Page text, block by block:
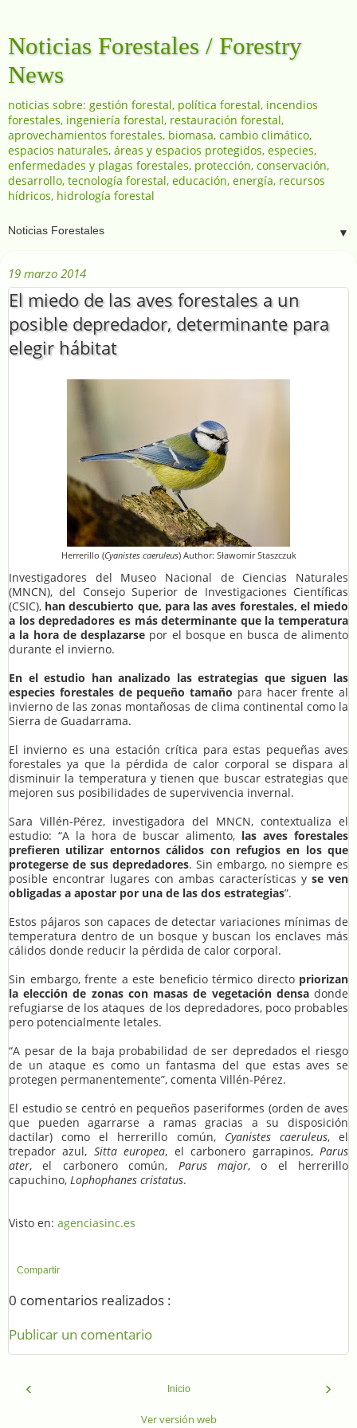
Noticias Forestales / Forestry
News
noticias sobre: gestión forestal, política forestal, incendios
forestales, ingeniería forestal, restauración forestal,
aprovechamientos forestales, biomasa, cambio climático,
espacios naturales, áreas y espacios protegidos, especies,
enfermedades y plagas forestales, protección, conservación,
desarrollo, tecnología forestal, educación, energía, recursos
hídricos, hidrología forestal
▼
19 marzo 2014
El miedo de las aves forestales a un
posible depredador, determinante para
elegir hábitat
Herrerillo (Cyanistes caeruleus) Author: Sławomir Staszczuk
Investigadores del Museo Nacional de Ciencias Naturales
(MNCN), del Consejo Superior de Investigaciones Científicas
(CSIC), han descubierto que, para las aves forestales, el miedo
a los depredadores es más determinante que la temperatura
a la hora de desplazarse por el bosque en busca de alimento
durante el invierno.
En el estudio han analizado las estrategias que siguen las
especies forestales de pequeño tamaño para hacer frente al
invierno de las zonas montañosas de clima continental como la
Sierra de Guadarrama.
El invierno es una estación crítica para estas pequeñas aves
forestales ya que la pérdida de calor corporal se dispara al
disminuir la temperatura y tienen que buscar estrategias que
mejoren sus posibilidades de supervivencia invernal.
Sara Villén-Pérez, investigadora del MNCN, contextualiza el
estudio: “A la hora de buscar alimento, las aves forestales
prefieren utilizar entornos cálidos con refugios en los que
protegerse de sus depredadores. Sin embargo, no siempre es
posible encontrar lugares con ambas características y se ven
obligadas a apostar por una de las dos estrategias”.
Estos pájaros son capaces de detectar variaciones mínimas de
temperatura dentro de un bosque y buscan los enclaves más
cálidos donde reducir la pérdida de calor corporal.
Sin embargo, frente a este beneficio térmico directo priorizan
la elección de zonas con masas de vegetación densadonde
refugiarse de los ataques de los depredadores, poco probables
pero potencialmente letales.
“A pesar de la baja probabilidad de ser depredados el riesgo
de un ataque es como un fantasma del que estas aves se
protegen permanentemente”, comenta Villén-Pérez.
El estudio se centró en pequeños paseriformes (orden de aves
que pueden agarrarse a ramas gracias a su disposición
dactilar) como el herrerillo común, Cyanistes caeruleus, el
trepador azul, Sitta europea, el carbonero garrapinos, Parus
ater, el carbonero común, Parus major, o el herrerillo
capuchino, Lophophanes cristatus.
Visto en: agenciasinc.es
Compartir
0 comentarios realizados :
Publicar un comentario
‹ ›
Inicio
Ver versión web